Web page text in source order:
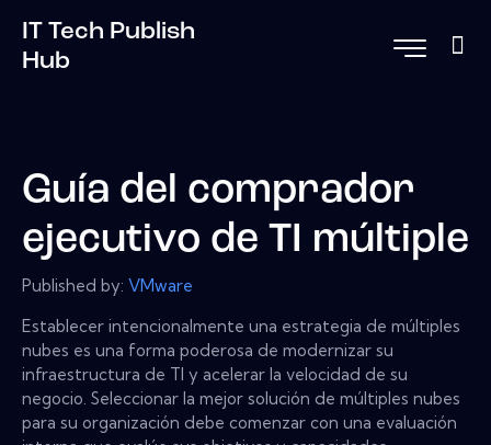
IT Tech Publish
Hub
Guía del comprador
ejecutivo de TI múltiple
Published by: VMware
Establecer intencionalmente una estrategia de múltiples
nubes es una forma poderosa de modernizar su
infraestructura de TI y acelerar la velocidad de su
negocio. Seleccionar la mejor solución de múltiples nubes
para su organización debe comenzar con una evaluación